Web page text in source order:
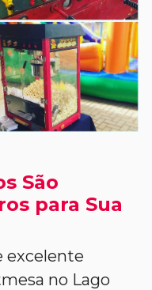
São
para Sua
excelente
no Lago